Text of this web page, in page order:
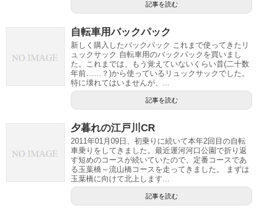
記事を読む
自転車用バックパック
新しく購入したバックパック これまで使ってきたリ
ュックサック 自転車用のバックパックを買いまし
た。これまでは、もう覚えていないくらい昔(二十数
年前……？)から使っているリュックサックでした。
特に壊れてはいませんが、...
記事を読む
夕暮れの江戸川CR
2011年01月09日、初乗りに続いて本年2回目の自転
車乗りをしてきました。最近運河河口公園で折り返
す短めのコースが続いていたので、定番コースであ
る玉葉橋～流山橋コースを走ってきました。 まずは
玉葉橋に向けて北上します...
記事を読む